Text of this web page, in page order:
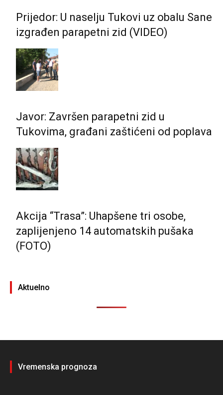
Prijedor: U naselju Tukovi uz obalu Sane
izgrađen parapetni zid (VIDEO)
Javor: Završen parapetni zid u
Tukovima, građani zaštićeni od poplava
Akcija “Trasa”: Uhapšene tri osobe,
zaplijenjeno 14 automatskih pušaka
(FOTO)
Aktuelno
Vremenska prognoza